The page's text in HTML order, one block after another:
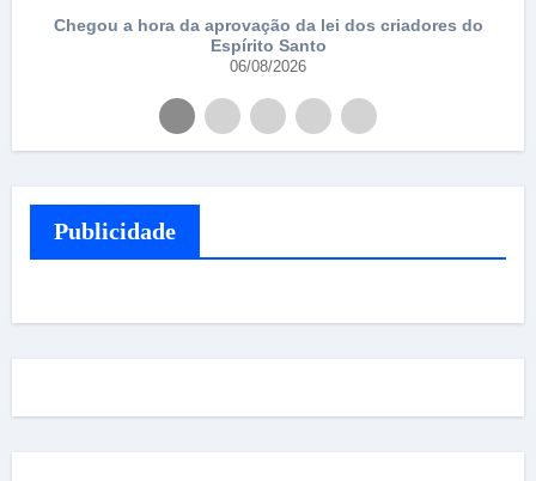
Chegou a hora da aprovação da lei dos criadores do
Espírito Santo
06/08/2026
Publicidade